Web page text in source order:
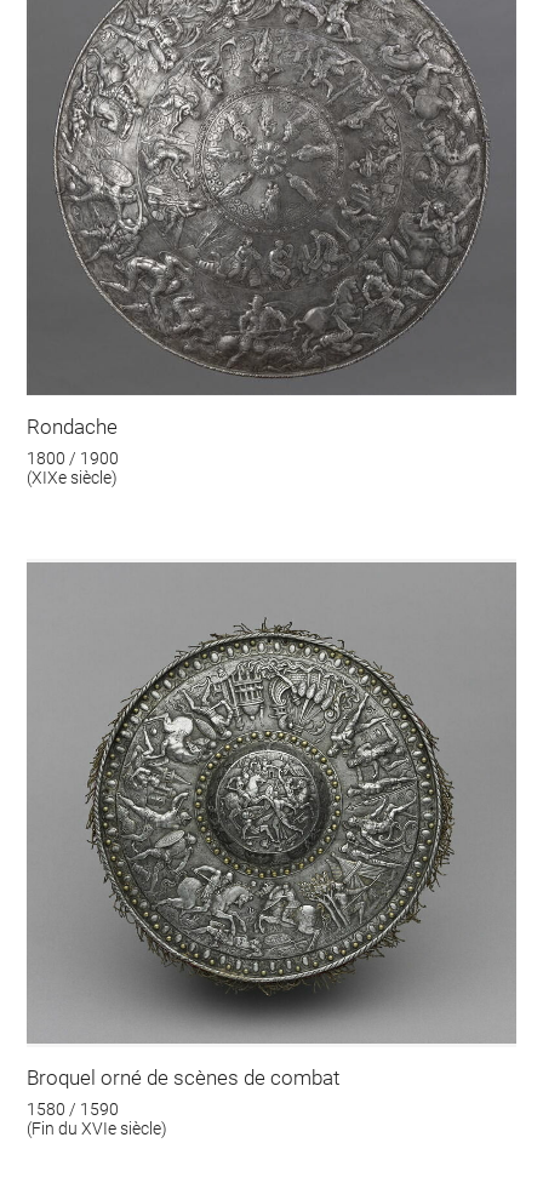
Rondache
1800 / 1900
(XIXe siècle)
Broquel orné de scènes de combat
1580 / 1590
(Fin du XVIe siècle)